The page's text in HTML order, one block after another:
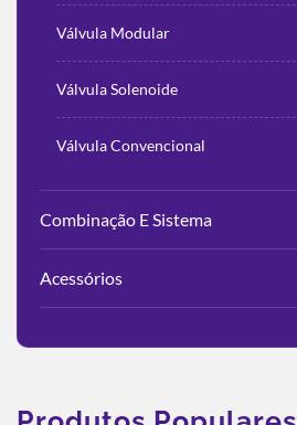
Válvula Modular
Válvula Solenoide
Válvula Convencional
Combinação E Sistema
Acessórios